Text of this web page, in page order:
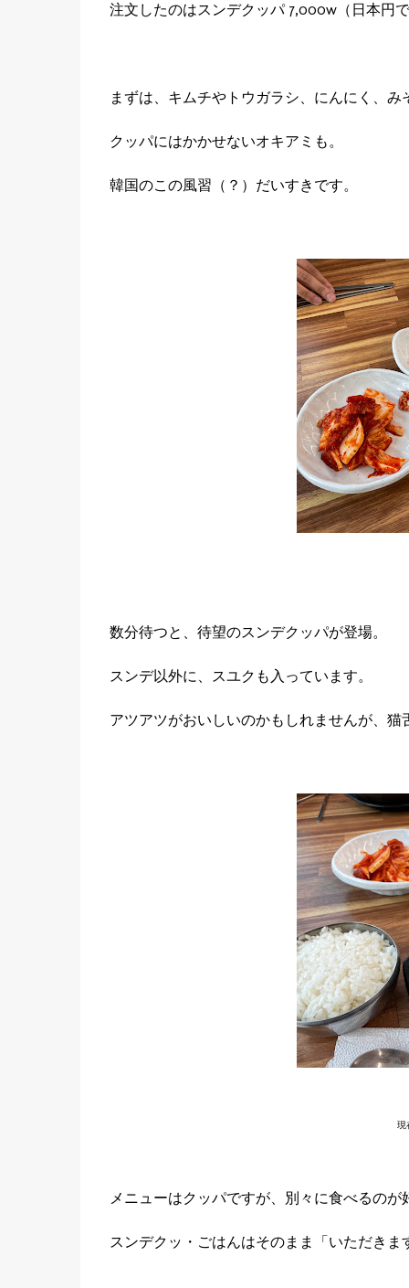
注文したのはスンデクッパ 7,000w（日本円で
まずは、キムチやトウガラシ、にんにく、
クッパにはかかせないオキアミも。
韓国のこの風習（？）だいすきです。
数分待つと、待望のスンデクッパが登場。
スンデ以外に、スユクも入っています。
アツアツがおいしいのかもしれませんが、
現
メニューはクッパですが、別々に食べるのが
スンデクッ・ごはんはそのまま「いただきま